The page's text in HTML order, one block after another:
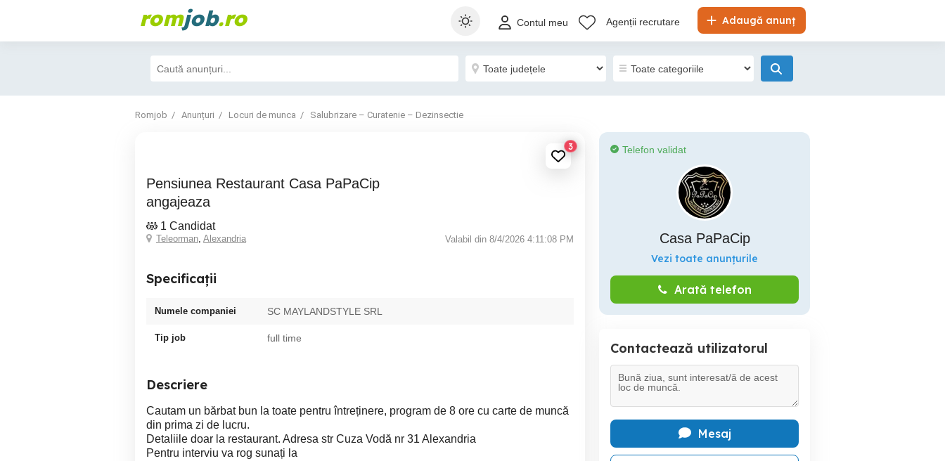
romjob.ro Adaugă anunț
Contul meu Agenții recrutare
Romjob Anunțuri Locuri de munca Salubrizare – Curatenie – Dezinsectie
3
Pensiunea Restaurant Casa PaPaCip
angajeaza
1 Candidat
Teleorman, Alexandria Valabil din 8/4/2026 4:11:08 PM
Specificații
Numele companiei SC MAYLANDSTYLE SRL
Tip job full time
Descriere
Cautam un bărbat bun la toate pentru întreținere, program de 8 ore cu carte de muncă
din prima zi de lucru.
Detaliile doar la restaurant. Adresa str Cuza Vodă nr 31 Alexandria
Pentru interviu va rog sunați la
Telefon validat
Casa PaPaCip
Vezi toate anunțurile
Arată telefon
Contactează utilizatorul
Mesaj